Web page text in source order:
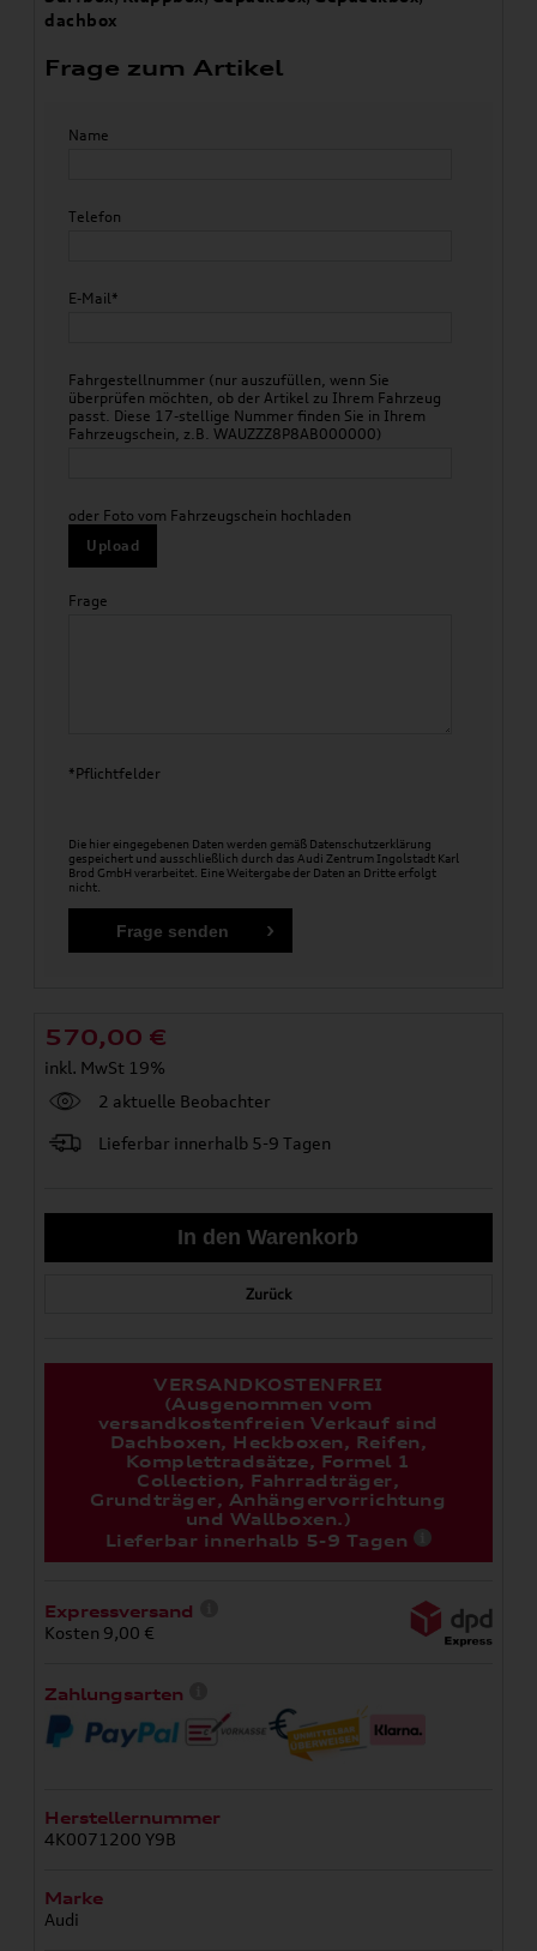
dachbox
Frage zum Artikel
Name
Telefon
E-Mail*
Fahrgestellnummer (nur auszufüllen, wenn Sie
überprüfen möchten, ob der Artikel zu Ihrem Fahrzeug
passt. Diese 17-stellige Nummer finden Sie in Ihrem
Fahrzeugschein, z.B. WAUZZZ8P8AB000000)
oder Foto vom Fahrzeugschein hochladen
Upload
Frage
*Pflichtfelder
Die hier eingegebenen Daten werden gemäß Datenschutzerklärung
gespeichert und ausschließlich durch das Audi Zentrum Ingolstadt Karl
Brod GmbH verarbeitet. Eine Weitergabe der Daten an Dritte erfolgt
nicht.
570,00 €
inkl. MwSt 19%
2 aktuelle Beobachter
Lieferbar innerhalb 5-9 Tagen
Zurück
VERSANDKOSTENFREI
(Ausgenommen vom
versandkostenfreien Verkauf sind
Dachboxen, Heckboxen, Reifen,
Komplettradsätze, Formel 1
Collection, Fahrradträger,
Grundträger, Anhängervorrichtung
und Wallboxen.)
Lieferbar innerhalb 5-9 Tagen
Expressversand
Kosten 9,00 €
Zahlungsarten
Herstellernummer
4K0071200 Y9B
Marke
Audi